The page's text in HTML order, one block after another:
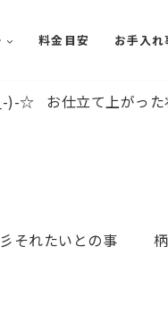
料金目安 お手入れ
)-☆ お仕立て上がっ
彡それたいとの事 柄